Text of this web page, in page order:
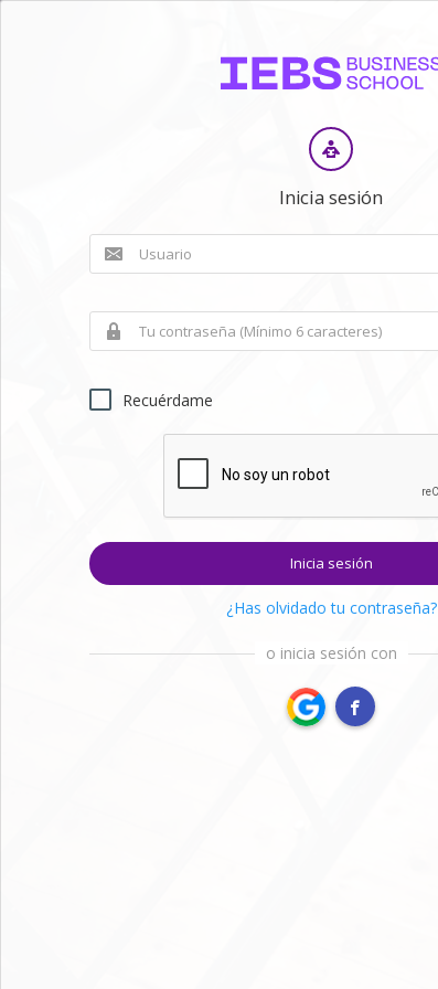
Inicia sesión
Recuérdame
Inicia sesión
¿Has olvidado tu contraseña?
o inicia sesión con